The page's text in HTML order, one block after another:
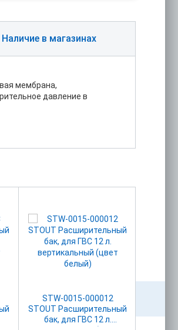
Наличие в магазинах
мембрана,
давление в
STW-0015-000012
STOUT Расширительный
бак, для ГВС 12 л.